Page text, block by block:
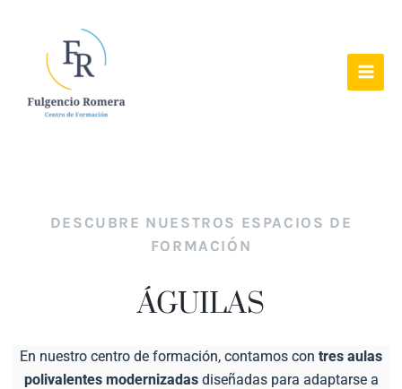
contenido
DESCUBRE NUESTROS ESPACIOS DE
FORMACIÓN
ÁGUILAS
En nuestro centro de formación, contamos con tres aulas
polivalentes modernizadasdiseñadas para adaptarse a